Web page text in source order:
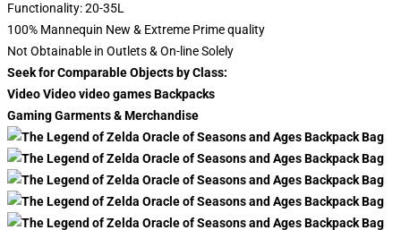
Functionality: 20-35L
100% Mannequin New & Extreme Prime quality
Not Obtainable in Outlets & On-line Solely
Seek for Comparable Objects by Class:
Video Video video games Backpacks
Gaming Garments & Merchandise